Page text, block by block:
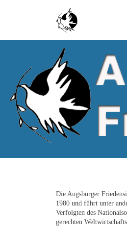
Skip to main content
Die Augsburger
1980 und führt unter
Verfolgten des
gerechten